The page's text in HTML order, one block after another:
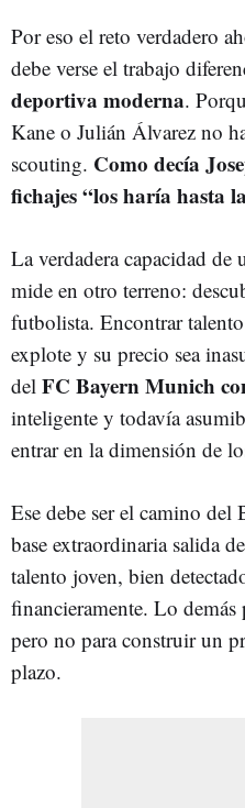
Por eso el reto verdadero
debe verse el trabajo
deportiva moderna.
Kane o Julián Álvarez no
scouting. Como decía
fichajes “los haría hasta
La verdadera capacidad
mide en otro terreno:
futbolista. Encontrar
explote y su precio sea
del FC Bayern Munich
inteligente y todavía
entrar en la dimensión de
Ese debe ser el camino del
base extraordinaria salida
talento joven, bien
financieramente. Lo demás
pero no para construir un
plazo.